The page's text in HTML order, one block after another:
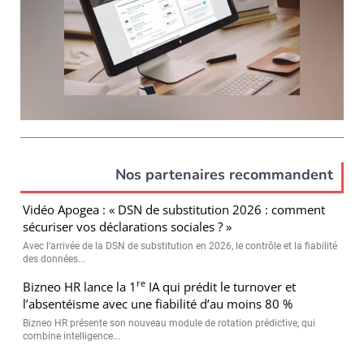
Nos partenaires recommandent
Vidéo Apogea : « DSN de substitution 2026 : comment
sécuriser vos déclarations sociales ? »
Avec l’arrivée de la DSN de substitution en 2026, le contrôle et la fiabilité
des données...
Bizneo HR lance la 1 re IA qui prédit le turnover et
l’absentéisme avec une fiabilité d’au moins 80 %
Bizneo HR présente son nouveau module de rotation prédictive, qui
combine intelligence...